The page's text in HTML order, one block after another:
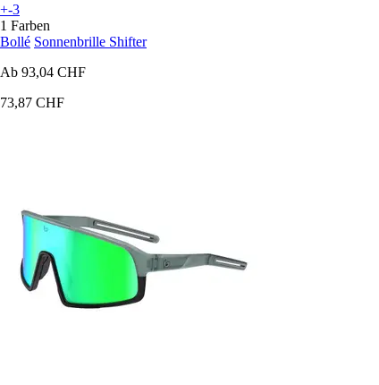
+-3
1 Farben
Bollé Sonnenbrille Shifter
Ab 93,04 CHF
73,87 CHF